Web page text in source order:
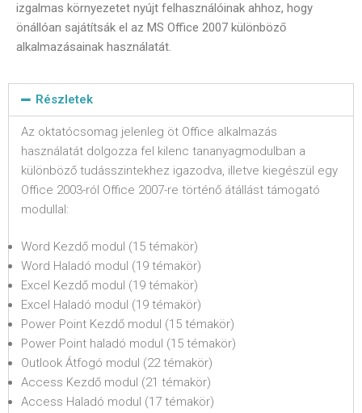
izgalmas környezetet nyújt felhasználóinak ahhoz, hogy
önállóan sajátítsák el az MS Office 2007 különböző
alkalmazásainak használatát.
Részletek
Az oktatócsomag jelenleg öt Office alkalmazás
használatát dolgozza fel kilenc tananyagmodulban a
különböző tudásszintekhez igazodva, illetve kiegészül egy
Office 2003-ról Office 2007-re történő átállást támogató
modullal:
Word Kezdő modul (15 témakör)
Word Haladó modul (19 témakör)
Excel Kezdő modul (19 témakör)
Excel Haladó modul (19 témakör)
Power Point Kezdő modul (15 témakör)
Power Point haladó modul (15 témakör)
Outlook Átfogó modul (22 témakör)
Access Kezdő modul (21 témakör)
Access Haladó modul (17 témakör)